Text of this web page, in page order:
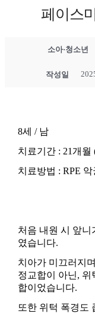
페이스
소아·청소년
작성일
8세 / 남
치료기간 : 21개월
치료방법 : RPE
처음 내원 시 앞니
였습니다.
치아가 미끄러지
정교합이 아닌, 위
합이었습니다.
또한 위턱 폭경도